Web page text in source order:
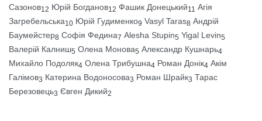
Сазонов12 Юрій Богданов12 Фашик Донецький11 Агія
Загребельська10 Юрій Гудименко9 Vasyl Taras8 Андрій
Баумейстер8 Софія Федина7 Alesha Stupin5 Yigal Levin5
Валерій Калниш5 Олена Монова5 Александр Кушнарь4
Михайло Подоляк4 Олена Трибушна4 Роман Донік4 Акім
Галімов3 Катерина Водоносова3 Роман Шрайк3 Тарас
Березовець3 Євген Дикий2